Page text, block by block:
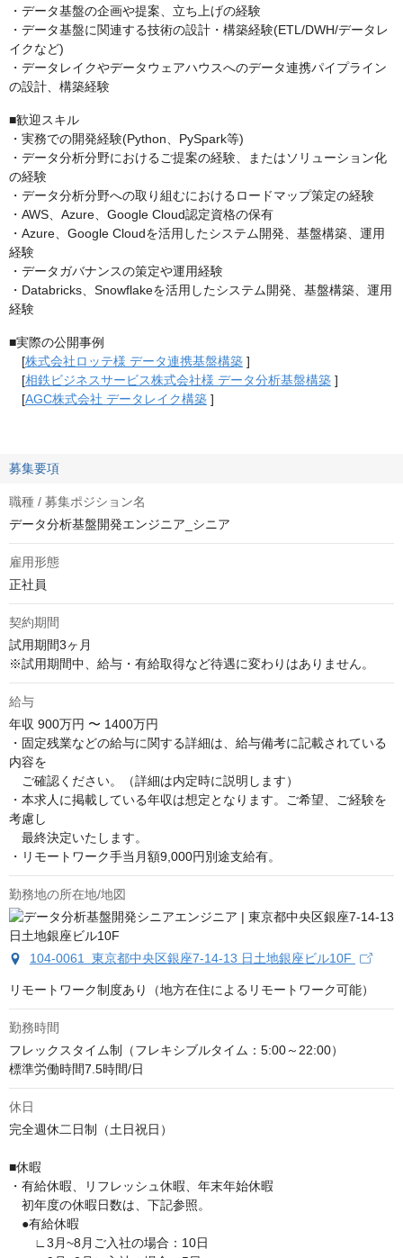
・データ基盤の企画や提案、立ち上げの経験
・データ基盤に関連する技術の設計・構築経験(ETL/DWH/データレ
イクなど)
・データレイクやデータウェアハウスへのデータ連携パイプライン
の設計、構築経験
■歓迎スキル
・実務での開発経験(Python、PySpark等)
・データ分析分野におけるご提案の経験、またはソリューション化
の経験
・データ分析分野への取り組むにおけるロードマップ策定の経験
・AWS、Azure、Google Cloud認定資格の保有
・Azure、Google Cloudを活用したシステム開発、基盤構築、運用
経験
・データガバナンスの策定や運用経験
・Databricks、Snowflakeを活用したシステム開発、基盤構築、運用
経験
■実際の公開事例
[株式会社ロッテ様 データ連携基盤構築 ]
[相鉄ビジネスサービス株式会社様 データ分析基盤構築 ]
[AGC株式会社 データレイク構築 ]
募集要項
職種 / 募集ポジション名
データ分析基盤開発エンジニア_シニア
雇用形態
正社員
契約期間
試用期間3ヶ月
※試用期間中、給与・有給取得など待遇に変わりはありません。
給与
年収 900万円 〜 1400万円
・固定残業などの給与に関する詳細は、給与備考に記載されている
内容を
ご確認ください。（詳細は内定時に説明します）
・本求人に掲載している年収は想定となります。ご希望、ご経験を
考慮し
最終決定いたします。
・リモートワーク手当月額9,000円別途支給有。
勤務地の所在地/地図
104-0061 東京都中央区銀座7-14-13 日土地銀座ビル10F
リモートワーク制度あり（地方在住によるリモートワーク可能）
勤務時間
フレックスタイム制（フレキシブルタイム：5:00～22:00）
標準労働時間7.5時間/日
休日
完全週休二日制（土日祝日）
■休暇
・有給休暇、リフレッシュ休暇、年末年始休暇
初年度の休暇日数は、下記参照。
●有給休暇
∟3月~8月ご入社の場合：10日